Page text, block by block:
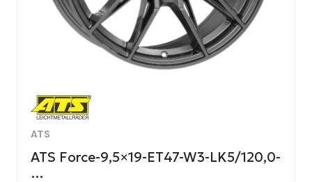
ATS
ATS Force-9,5×19-ET47-W3-LK5/120,0-
…